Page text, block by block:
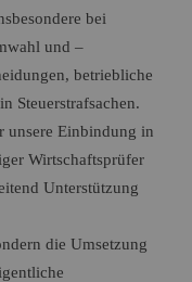
bei
und –
betriebliche
Steuerstrafsachen.
unsere Einbindung in
Wirtschaftsprüfer
Unterstützung
die Umsetzung